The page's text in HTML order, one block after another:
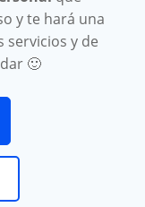
y te hará una
y de
🙂